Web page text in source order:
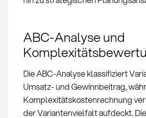
ABC-Analyse und
Die ABC-Analyse klassifiziert
Umsatz- und Gewinnbeitrag,
Komplexitätskostenrechnung
der Variantenvielfalt aufdeckt.